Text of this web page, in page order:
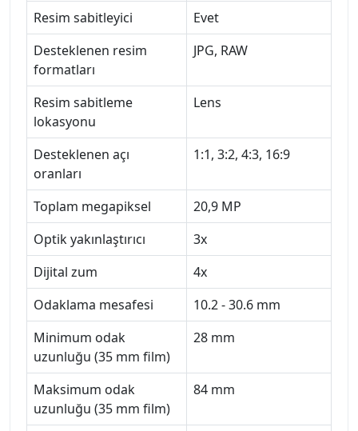
Resim sabitleyici
Evet
Desteklenen resim
formatları
JPG, RAW
Resim sabitleme
lokasyonu
Lens
Desteklenen açı
oranları
1:1, 3:2, 4:3, 16:9
Toplam megapiksel
20,9 MP
Optik yakınlaştırıcı
3x
Dijital zum
4x
Odaklama mesafesi
10.2 - 30.6 mm
Minimum odak
uzunluğu (35 mm film)
28 mm
Maksimum odak
uzunluğu (35 mm film)
84 mm